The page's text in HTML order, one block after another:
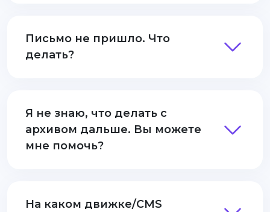
Письмо не пришло. Что
делать?
Я не знаю, что делать с
архивом дальше. Вы можете
мне помочь?
На каком движке/CMS